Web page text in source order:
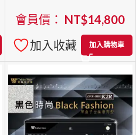
會員價： NT$14,800
加入收藏
加入購物車